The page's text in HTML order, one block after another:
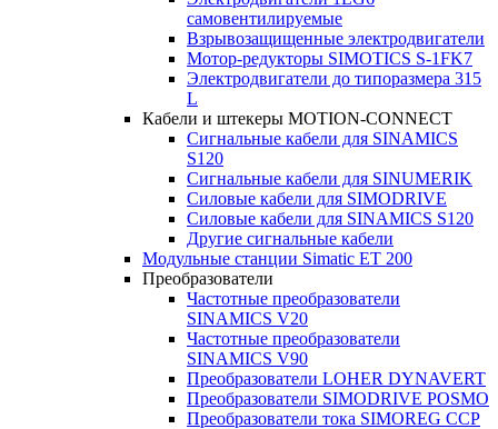
cамовентилируемые
Взрывозащищенные электродвигатели
Мотор-редукторы SIMOTICS S-1FK7
Электродвигатели до типоразмера 315
L
Кабели и штекеры MOTION-CONNECT
Сигнальные кабели для SINAMICS
S120
Сигнальные кабели для SINUMERIK
Силовые кабели для SIMODRIVE
Силовые кабели для SINAMICS S120
Другие сигнальные кабели
Модульные станции Simatic ET 200
Преобразователи
Частотные преобразователи
SINAMICS V20
Частотные преобразователи
SINAMICS V90
Преобразователи LOHER DYNAVERT
Преобразователи SIMODRIVE POSMO
Преобразователи тока SIMOREG CCP